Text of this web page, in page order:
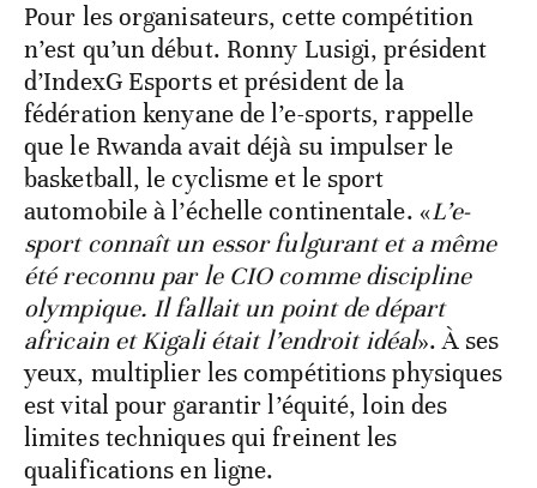
Pour les organisateurs, cette compétition
n’est qu’un début. Ronny Lusigi, président
d’IndexG Esports et président de la
fédération kenyane de l’e-sports, rappelle
que le Rwanda avait déjà su impulser le
basketball, le cyclisme et le sport
automobile à l’échelle continentale. «L’e-
sport connaît un essor fulgurant et a même
été reconnu par le CIO comme discipline
olympique. Il fallait un point de départ
africain et Kigali était l’endroit idéal». À ses
yeux, multiplier les compétitions physiques
est vital pour garantir l’équité, loin des
limites techniques qui freinent les
qualifications en ligne.